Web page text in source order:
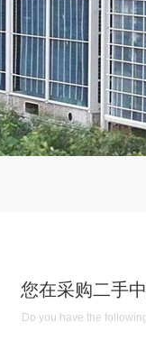
您在采购二手
Do you have the